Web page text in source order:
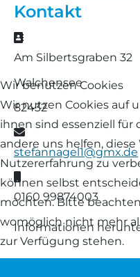
Kontakt
Adresse
Am Silbertsgraben 32
Walchensee
82432
E-Mail
stefannagel1@gmx.de
Mobil
0160 99874003
Informationen
Wir benutzen Cookies
Wir nutzen Cookies auf
ihnen sind essenziell für
andere uns helfen,
Nutzererfahrung zu
können selbst
möchten. Bitte
womöglich nicht mehr
zur Verfügung stehen.
Formulare/Download
Links Züchter-
Preisrichter in Bayern
Futtrationsrechner
Neueinsteiger
Lineare Beurteilung
Weißes Bergschaf
Landschaf
Rouge de Roussillon
Schwarzes Villnösser
Scottish Blackface
Shetland
Skudde